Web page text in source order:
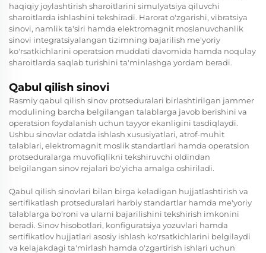
haqiqiy joylashtirish sharoitlarini simulyatsiya qiluvchi
sharoitlarda ishlashini tekshiradi. Harorat o'zgarishi, vibratsiya
sinovi, namlik ta'siri hamda elektromagnit moslanuvchanlik
sinovi integratsiyalangan tizimning bajarilish me'yoriy
ko'rsatkichlarini operatsion muddati davomida hamda noqulay
sharoitlarda saqlab turishini ta'minlashga yordam beradi.
Qabul qilish sinovi
Rasmiy qabul qilish sinov protseduralari birlashtirilgan jammer
modulining barcha belgilangan talablarga javob berishini va
operatsion foydalanish uchun tayyor ekanligini tasdiqlaydi.
Ushbu sinovlar odatda ishlash xususiyatlari, atrof-muhit
talablari, elektromagnit moslik standartlari hamda operatsion
protseduralarga muvofiqlikni tekshiruvchi oldindan
belgilangan sinov rejalari bo‘yicha amalga oshiriladi.
Qabul qilish sinovlari bilan birga keladigan hujjatlashtirish va
sertifikatlash protseduralari harbiy standartlar hamda me'yoriy
talablarga bo'roni va ularni bajarilishini tekshirish imkonini
beradi. Sinov hisobotlari, konfiguratsiya yozuvlari hamda
sertifikatlov hujjatlari asosiy ishlash ko'rsatkichlarini belgilaydi
va kelajakdagi ta'mirlash hamda o'zgartirish ishlari uchun